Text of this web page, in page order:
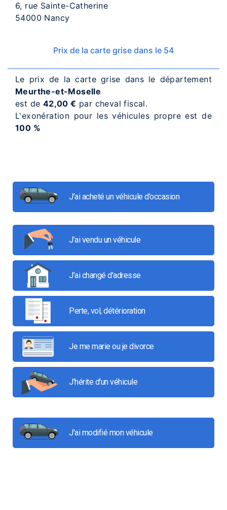
6, rue Sainte-Catherine
54000 Nancy
Prix de la carte grise dans le 54
Le prix de la carte grise dans le département
Meurthe-et-Moselle
est de 42,00 € par cheval fiscal.
L'exonération pour les véhicules propre est de
100 %
J’ai acheté un véhicule d’occasion
J’ai vendu un véhicule
J’ai changé d'adresse
Perte, vol, détérioration
Je me marie ou je divorce
J’hérite d'un véhicule
J'ai modifié mon véhicule